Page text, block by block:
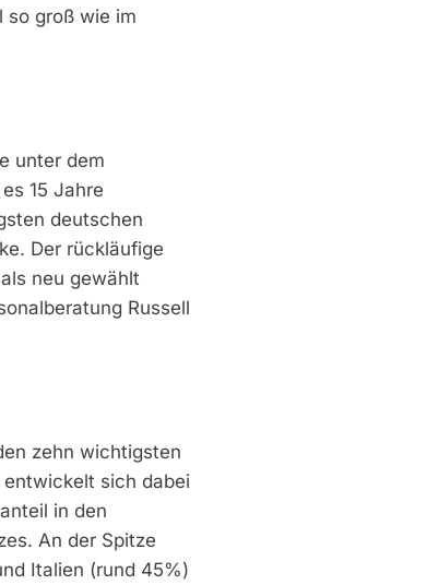
so groß wie im
unter dem
15 Jahre
deutschen
Der rückläufige
neu gewählt
Russell
zehn wichtigsten
entwickelt sich dabei
in den
An der Spitze
Italien (rund 45%)